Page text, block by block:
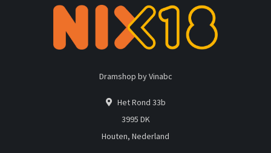
Dramshop by Vinabc
Het Rond 33b
3995 DK
Houten, Nederland